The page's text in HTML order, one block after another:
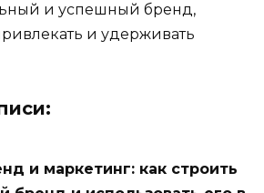
и успешный бренд,
и удерживать
и маркетинг: как строить